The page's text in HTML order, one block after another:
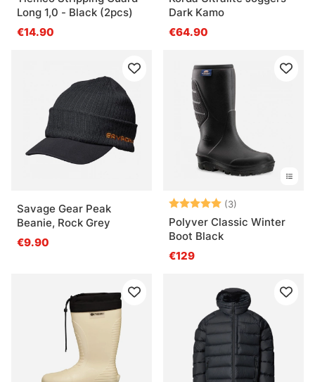
Long 1,0 - Black (2pcs)
€14.90
Dark Kamo
€64.90
Savage Gear Peak
Beanie, Rock Grey
€9.90
Arvio: (3)
Polyver Classic Winter
Boot Black
€129